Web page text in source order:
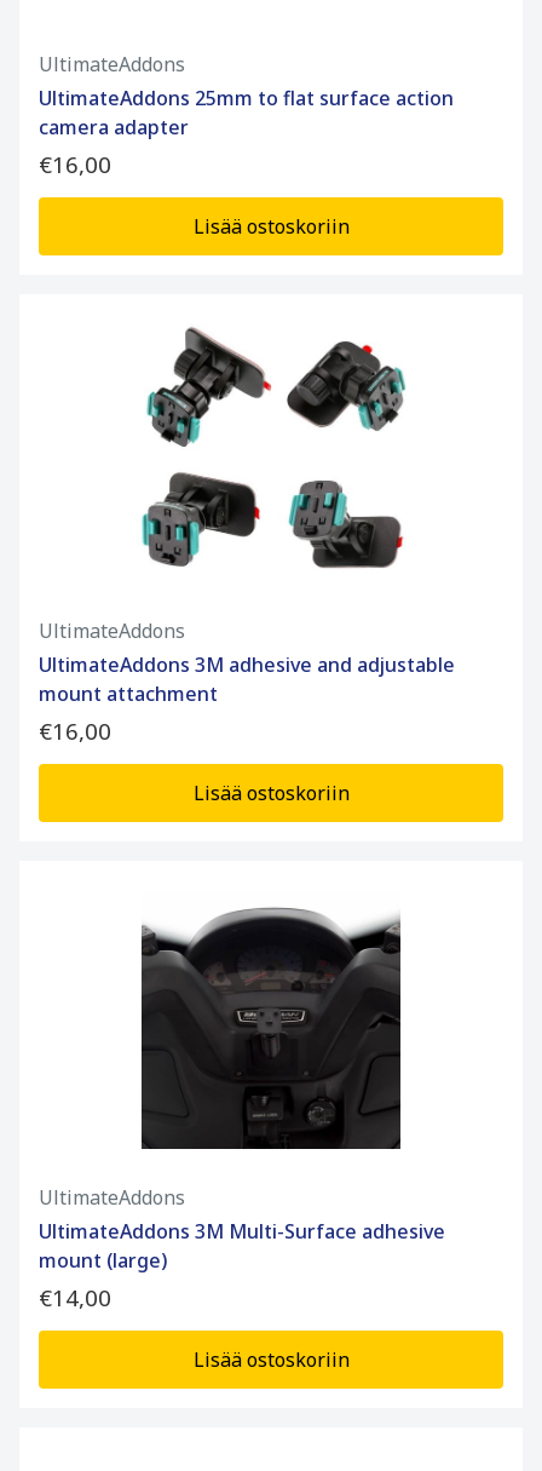
UltimateAddons
UltimateAddons 25mm to flat surface action
camera adapter
€16,00
Lisää ostoskoriin
UltimateAddons
UltimateAddons 3M adhesive and adjustable
mount attachment
€16,00
Lisää ostoskoriin
UltimateAddons
UltimateAddons 3M Multi-Surface adhesive
mount (large)
€14,00
Lisää ostoskoriin